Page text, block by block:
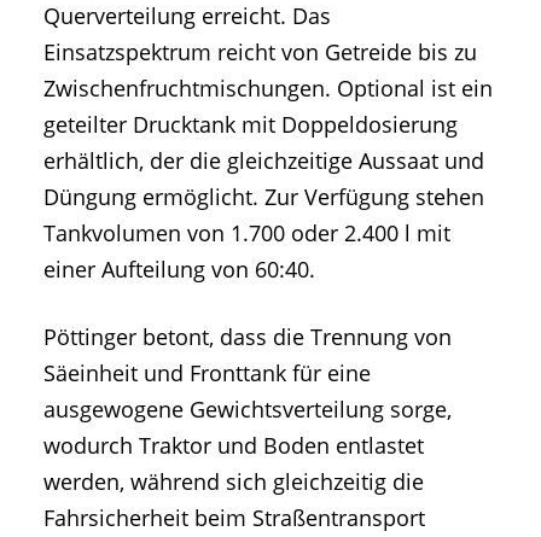
Querverteilung erreicht. Das
Einsatzspektrum reicht von Getreide bis zu
Zwischenfruchtmischungen. Optional ist ein
geteilter Drucktank mit Doppeldosierung
erhältlich, der die gleichzeitige Aussaat und
Düngung ermöglicht. Zur Verfügung stehen
Tankvolumen von 1.700 oder 2.400 l mit
einer Aufteilung von 60:40.
Pöttinger betont, dass die Trennung von
Säeinheit und Fronttank für eine
ausgewogene Gewichtsverteilung sorge,
wodurch Traktor und Boden entlastet
werden, während sich gleichzeitig die
Fahrsicherheit beim Straßentransport